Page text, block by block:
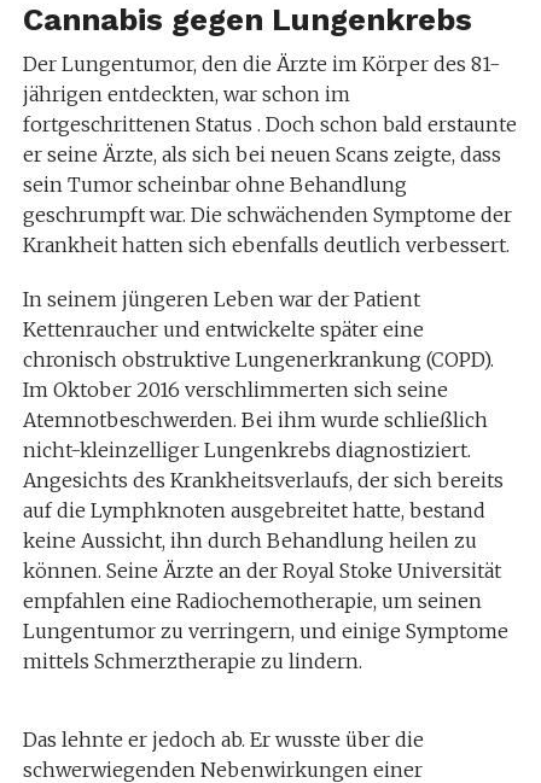
Cannabis gegen Lungenkrebs
Der Lungentumor, den die Ärzte im Körper des 81-
jährigen entdeckten, war schon im
fortgeschrittenen Status . Doch schon bald erstaunte
er seine Ärzte, als sich bei neuen Scans zeigte, dass
sein Tumor scheinbar ohne Behandlung
geschrumpft war. Die schwächenden Symptome der
Krankheit hatten sich ebenfalls deutlich verbessert.
In seinem jüngeren Leben war der Patient
Kettenraucher und entwickelte später eine
chronisch obstruktive Lungenerkrankung (COPD).
Im Oktober 2016 verschlimmerten sich seine
Atemnotbeschwerden. Bei ihm wurde schließlich
nicht-kleinzelliger Lungenkrebs diagnostiziert.
Angesichts des Krankheitsverlaufs, der sich bereits
auf die Lymphknoten ausgebreitet hatte, bestand
keine Aussicht, ihn durch Behandlung heilen zu
können. Seine Ärzte an der Royal Stoke Universität
empfahlen eine Radiochemotherapie, um seinen
Lungentumor zu verringern, und einige Symptome
mittels Schmerztherapie zu lindern.
Das lehnte er jedoch ab. Er wusste über die
schwerwiegenden Nebenwirkungen einer